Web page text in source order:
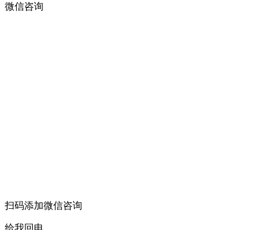
微信咨询
扫码添加微信咨询
给我回电